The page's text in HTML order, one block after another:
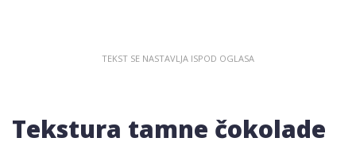
Tekstura tamne čokolade